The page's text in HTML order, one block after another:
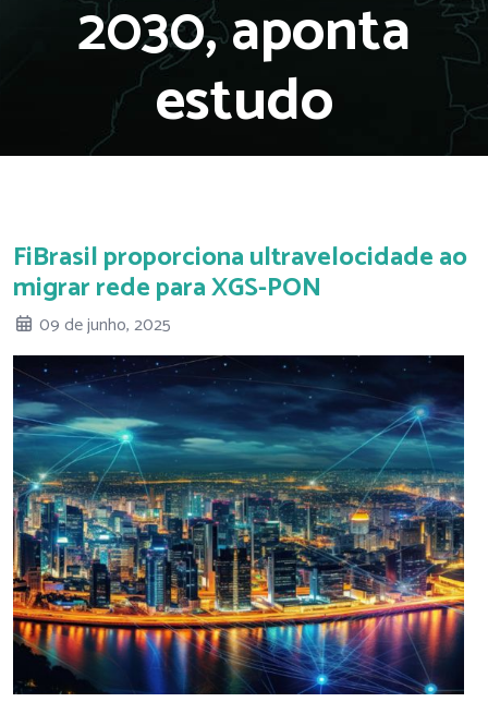
2030, aponta
estudo
FiBrasil proporciona ultravelocidade ao
migrar rede para XGS-PON
09 de junho, 2025